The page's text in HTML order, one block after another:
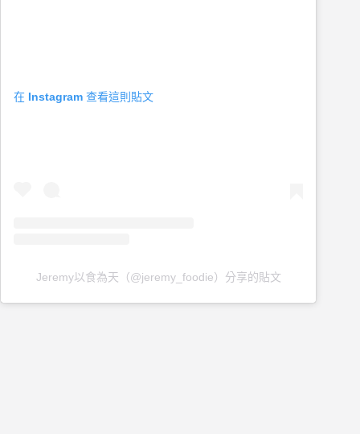
在 Instagram 查看這則貼文
Jeremy以食為天（@jeremy_foodie）分享的貼文